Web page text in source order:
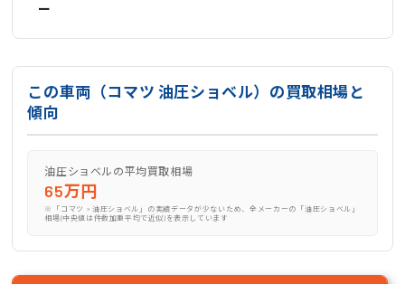
ー
この車両（コマツ 油圧ショベル）の買取相場と
傾向
油圧ショベルの平均買取相場
65万円
※「コマツ × 油圧ショベル」の実績データが少ないため、全メーカーの「油圧ショベル」
相場(中央値は件数加重平均で近似)を表示しています